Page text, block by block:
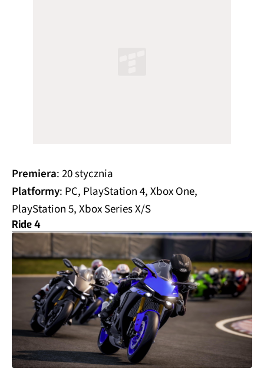
Premiera: 20 stycznia
Platformy: PC, PlayStation 4, Xbox One,
PlayStation 5, Xbox Series X/S
Ride 4